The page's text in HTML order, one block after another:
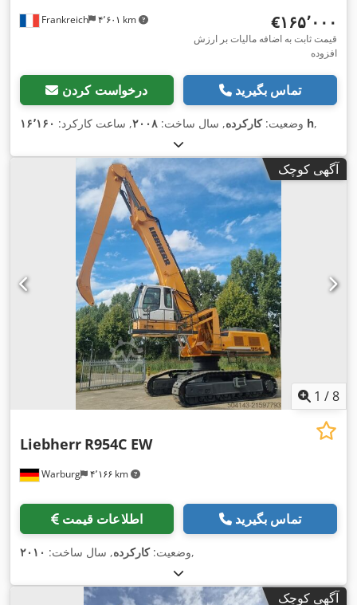
Frankreich ۴٬۶۰۱ km ‎€۱۶۵٬۰۰۰
قیمت ثابت به اضافه مالیات بر ارزش
افزوده
درخواست کردن تماس بگیرید
وضعیت:کارکرده, سال ساخت: ۲۰۰۸, ساعت کارکرد: ۱۶٬۱۶۰ h,
آگهی کوچک
1 /8
Warburg ۴٬۱۶۶ km
Liebherr R954C EW
اطلاعات قیمت تماس بگیرید
وضعیت:کارکرده, سال ساخت: ۲۰۱۰ ,
آگهی کوچک